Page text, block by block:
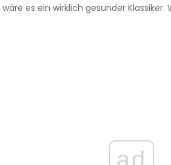
es ein wirklich gesunder
ad